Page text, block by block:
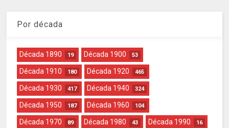
Por década
Década 1890 19 Década 1900 53
Década 1910 180 Década 1920 465
Década 1930 417 Década 1940 324
Década 1950 187 Década 1960 104
Década 1970 89 Década 1980 43 Década 1990 16